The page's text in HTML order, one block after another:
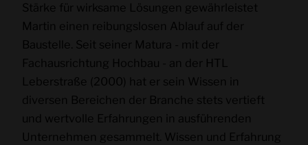
Stärke für wirksame Lösungen gewährleistet
Martin einen reibungslosen Ablauf auf der
Baustelle. Seit seiner Matura - mit der
Fachausrichtung Hochbau - an der HTL
Leberstraße (2000) hat er sein Wissen in
diversen Bereichen der Branche stets vertieft
und wertvolle Erfahrungen in ausführenden
Unternehmen gesammelt. Wissen und Erfahrung